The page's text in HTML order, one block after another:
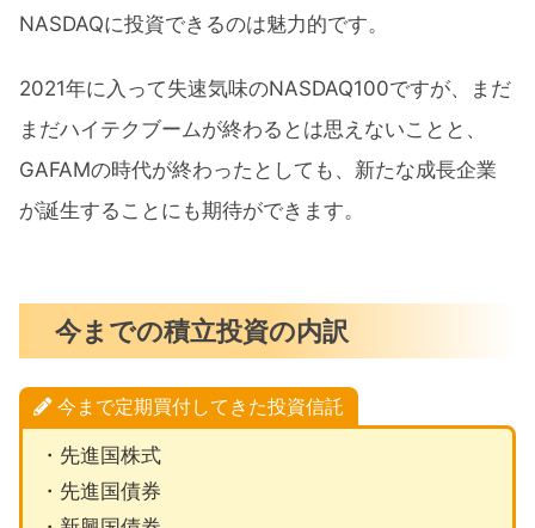
NASDAQに投資できるのは魅力的です。
2021年に入って失速気味のNASDAQ100ですが、まだ
まだハイテクブームが終わるとは思えないことと、
GAFAMの時代が終わったとしても、新たな成長企業
が誕生することにも期待ができます。
今までの積立投資の内訳
今まで定期買付してきた投資信託
・先進国株式
・先進国債券